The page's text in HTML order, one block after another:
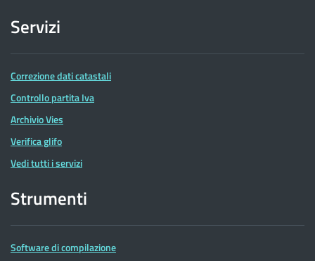
Servizi
Correzione dati catastali
Controllo partita Iva
Archivio Vies
Verifica glifo
Vedi tutti i servizi
Strumenti
Software di compilazione